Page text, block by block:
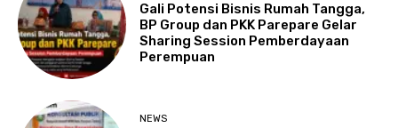
Gali Potensi Bisnis Rumah Tangga,
BP Group dan PKK Parepare Gelar
Sharing Session Pemberdayaan
Perempuan
NEWS